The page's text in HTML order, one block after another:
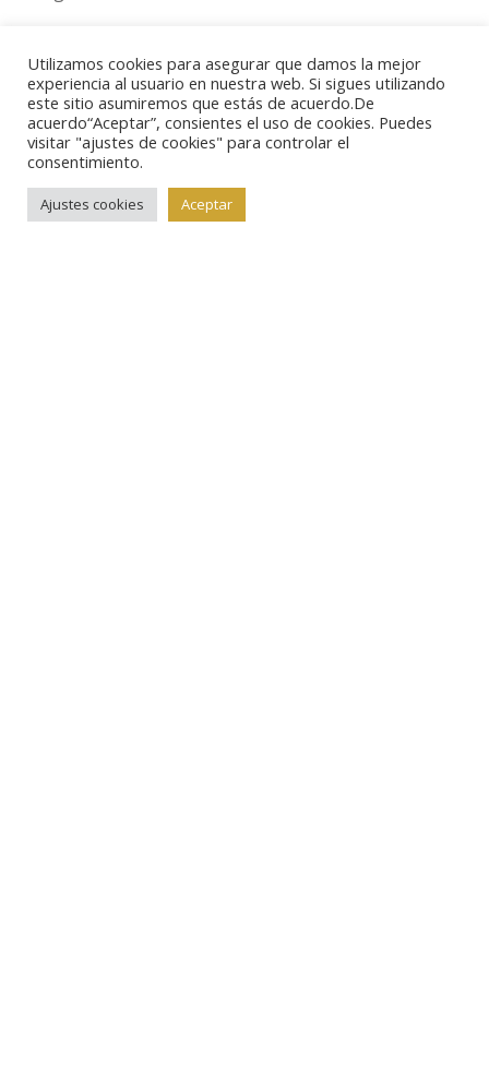
El excelente resultado puede descargarse ahora,
gratuitamente, desde la página web de la SIAEN, en el
siguiente enlace: http://www.siaen.org/congresos/xv-
congreso
La página ofrece, además, una detallada crónica del
Utilizamos cookies para asegurar que damos la mejor
experiencia al usuario en nuestra web. Si sigues utilizando
este sitio asumiremos que estás de acuerdo.De
acuerdo“Aceptar”, consientes el uso de cookies. Puedes
visitar "ajustes de cookies" para controlar el
consentimiento.
Ajustes cookies Aceptar